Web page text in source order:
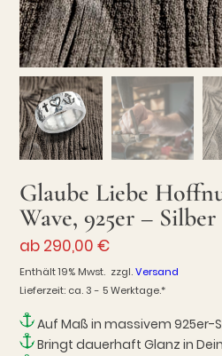
Glaube Liebe
Wave, 925er – Silber
ab 290,00€
Enthält 19% Mwst. zzgl.Versand
Lieferzeit: ca. 3 - 5 Werktage.*
Auf Maß in massivem
Bringt dauerhaft Glanz in